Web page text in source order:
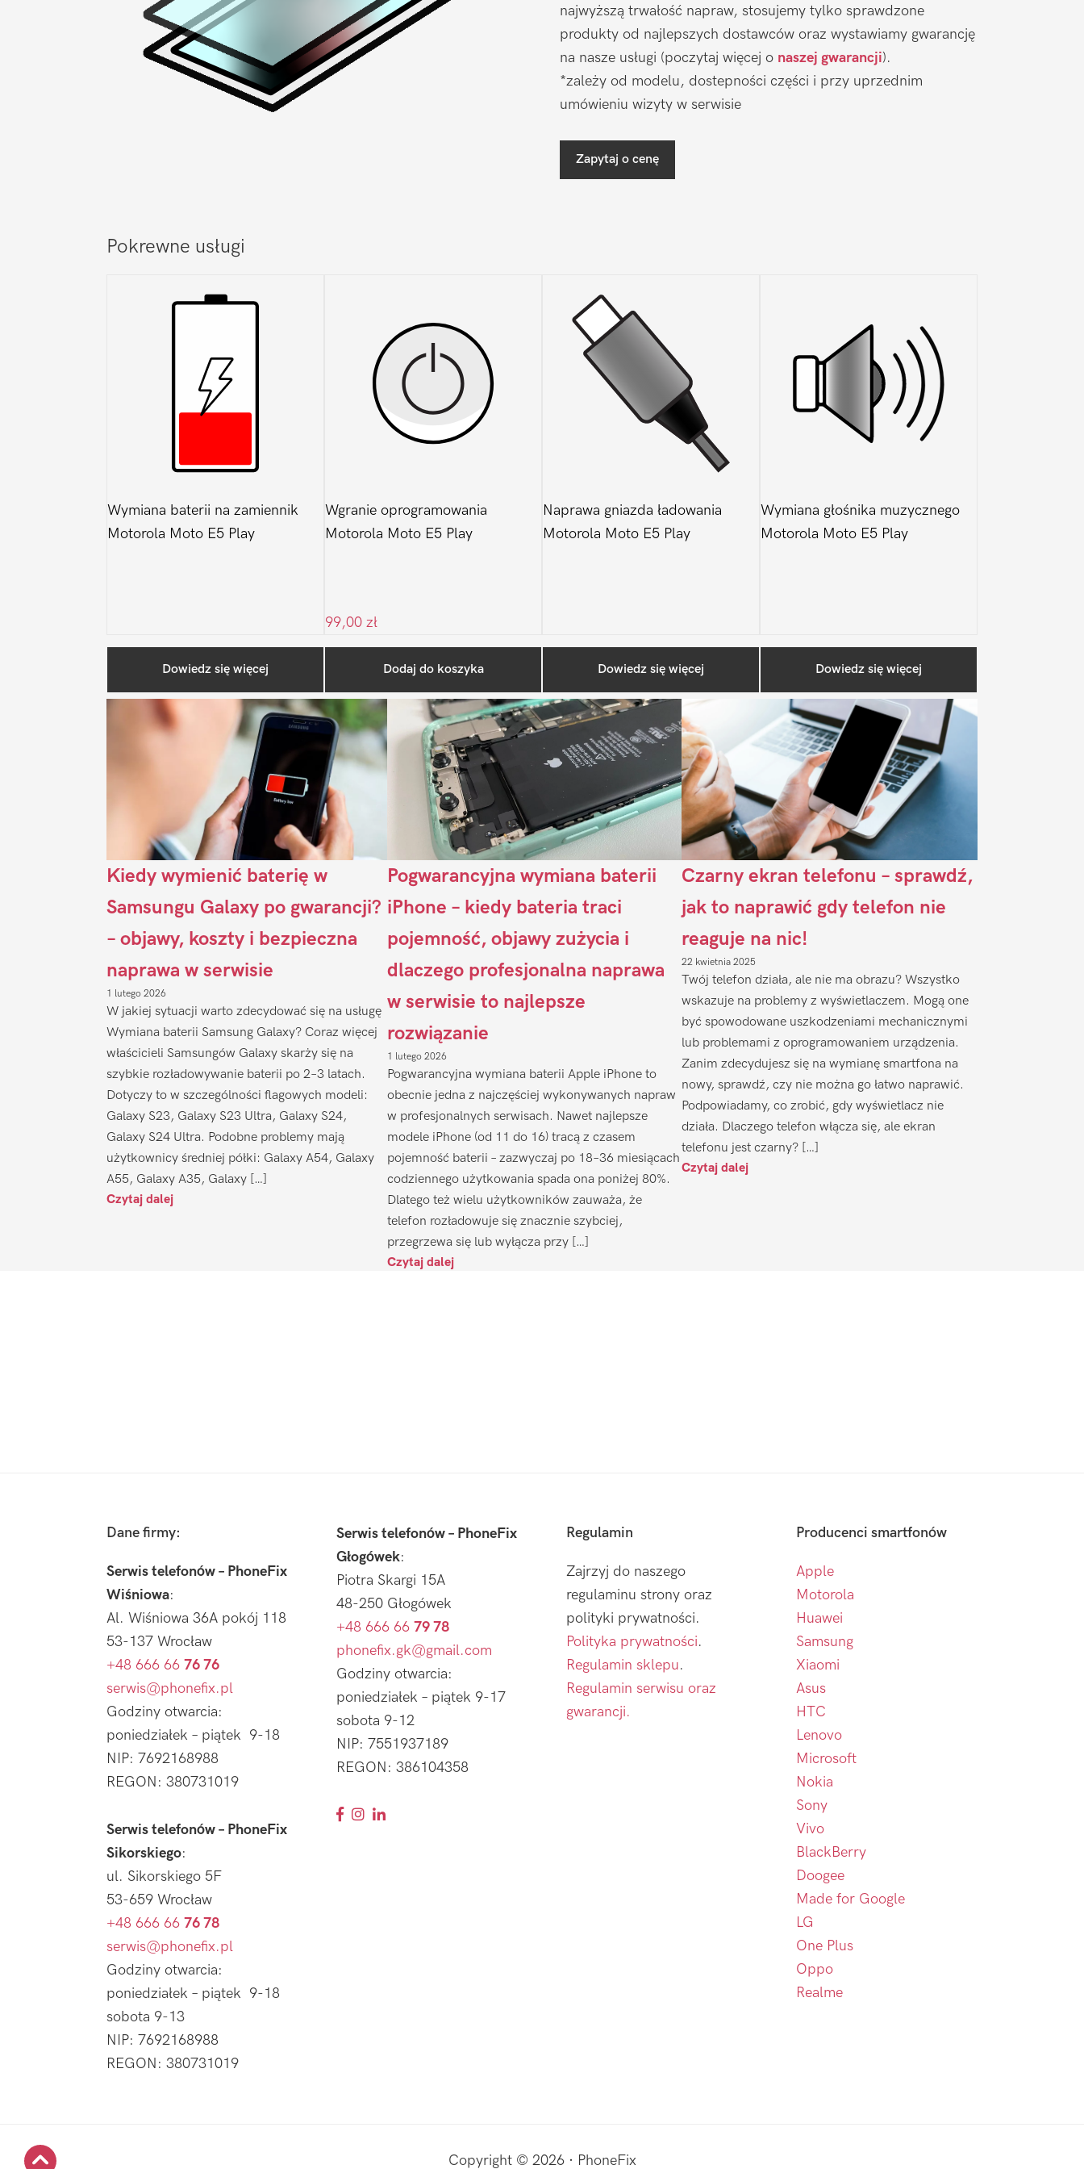
najwyższą trwałość napraw, stosujemy tylko sprawdzone
produkty od najlepszych dostawców oraz wystawiamy gwarancję
na nasze usługi (poczytaj więcej o naszej gwarancji).
*zależy od modelu, dostepności części i przy uprzednim
umówieniu wizyty w serwisie
Zapytaj o cenę
Pokrewne usługi
Wymiana baterii na zamiennik
Motorola Moto E5 Play
Dowiedz się więcej
Wgranie oprogramowania
Motorola Moto E5 Play
99,00 zł
Dodaj do koszyka
Naprawa gniazda ładowania
Motorola Moto E5 Play
Dowiedz się więcej
Wymiana głośnika muzycznego
Motorola Moto E5 Play
Dowiedz się więcej
Sidebar
Ostatnio na blogu
Kiedy wymienić baterię w
Samsungu Galaxy po gwarancji?
– objawy, koszty i bezpieczna
naprawa w serwisie
1 lutego 2026
W jakiej sytuacji warto zdecydować się na usługę
Wymiana baterii Samsung Galaxy? Coraz więcej
właścicieli Samsungów Galaxy skarży się na
szybkie rozładowywanie baterii po 2–3 latach.
Dotyczy to w szczególności flagowych modeli:
Galaxy S23, Galaxy S23 Ultra, Galaxy S24,
Galaxy S24 Ultra. Podobne problemy mają
użytkownicy średniej półki: Galaxy A54, Galaxy
A55, Galaxy A35, Galaxy […]
Czytaj dalej
Pogwarancyjna wymiana baterii
iPhone – kiedy bateria traci
pojemność, objawy zużycia i
dlaczego profesjonalna naprawa
w serwisie to najlepsze
rozwiązanie
1 lutego 2026
Pogwarancyjna wymiana baterii Apple iPhone to
obecnie jedna z najczęściej wykonywanych napraw
w profesjonalnych serwisach. Nawet najlepsze
modele iPhone (od 11 do 16) tracą z czasem
pojemność baterii – zazwyczaj po 18–36 miesiącach
codziennego użytkowania spada ona poniżej 80%.
Dlatego też wielu użytkowników zauważa, że
telefon rozładowuje się znacznie szybciej,
przegrzewa się lub wyłącza przy […]
Czytaj dalej
Czarny ekran telefonu – sprawdź,
jak to naprawić gdy telefon nie
reaguje na nic!
22 kwietnia 2025
Twój telefon działa, ale nie ma obrazu? Wszystko
wskazuje na problemy z wyświetlaczem. Mogą one
być spowodowane uszkodzeniami mechanicznymi
lub problemami z oprogramowaniem urządzenia.
Zanim zdecydujesz się na wymianę smartfona na
nowy, sprawdź, czy nie można go łatwo naprawić.
Podpowiadamy, co zrobić, gdy wyświetlacz nie
działa. Dlaczego telefon włącza się, ale ekran
telefonu jest czarny? […]
Czytaj dalej
Dane firmy:
Serwis telefonów – PhoneFix
Wiśniowa:
Al. Wiśniowa 36A pokój 118
53-137 Wrocław
+48 666 66 76 76
serwis@phonefix.pl
Godziny otwarcia:
poniedziałek – piątek 9-18
NIP: 7692168988
REGON: 380731019
Serwis telefonów – PhoneFix
Sikorskiego:
ul. Sikorskiego 5F
53-659 Wrocław
+48 666 66 76 78
serwis@phonefix.pl
Godziny otwarcia:
poniedziałek – piątek 9-18
sobota 9-13
NIP: 7692168988
REGON: 380731019
Serwis telefonów – PhoneFix
Głogówek:
Piotra Skargi 15A
48-250 Głogówek
+48 666 66 79 78
phonefix.gk@gmail.com
Godziny otwarcia:
poniedziałek – piątek 9-17
sobota 9-12
NIP: 7551937189
REGON: 386104358
Regulamin
Zajrzyj do naszego
regulaminu strony oraz
polityki prywatności.
Polityka prywatności.
Regulamin sklepu.
Regulamin serwisu oraz
gwarancji.
Producenci smartfonów
Apple
Motorola
Huawei
Samsung
Xiaomi
Asus
HTC
Lenovo
Microsoft
Nokia
Sony
Vivo
BlackBerry
Doogee
Made for Google
LG
One Plus
Oppo
Realme
Copyright © 2026 · PhoneFix